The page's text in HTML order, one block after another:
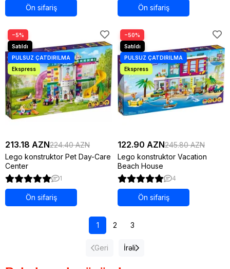
Ön sifariş Ön sifariş
−5%
213.18 AZN224.40 AZN
Lego konstruktor Pet Day-Care
Center
1
Ön sifariş
−50%
122.90 AZN245.80 AZN
Lego konstruktor Vacation
Beach House
4
Ön sifariş
Geri
1 2 3
İrəli